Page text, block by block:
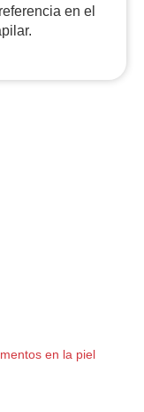
en el
en la piel